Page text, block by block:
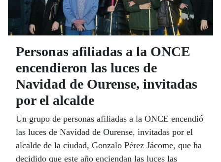
Personas afiliadas a la ONCE
encendieron las luces de
Navidad de Ourense, invitadas
por el alcalde
Un grupo de personas afiliadas a la ONCE encendió
las luces de Navidad de Ourense, invitadas por el
alcalde de la ciudad, Gonzalo Pérez Jácome, que ha
decidido que este año enciendan las luces las